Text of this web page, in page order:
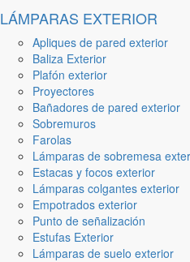
LÁMPARAS EXTERIOR
Apliques de pared exterior
Baliza Exterior
Plafón exterior
Proyectores
Bañadores de pared exterior
Sobremuros
Farolas
Lámparas de sobremesa
Estacas y focos exterior
Lámparas colgantes exterior
Empotrados exterior
Punto de señalización
Estufas Exterior
Lámparas de suelo exterior